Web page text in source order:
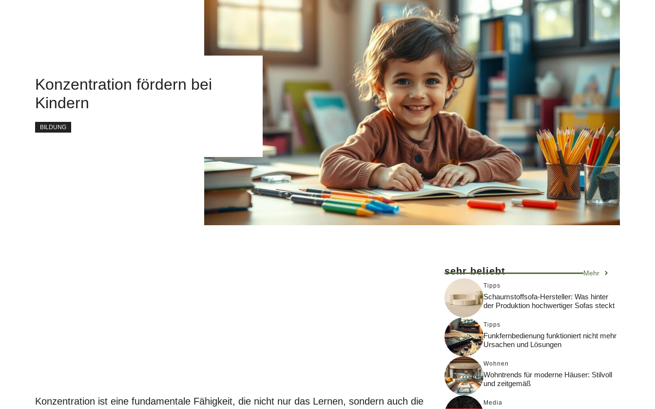
Konzentration fördern bei
Kindern
BILDUNG
Konzentration ist eine fundamentale Fähigkeit, die nicht nur das Lernen, sondern auch die
sehr beliebt Mehr
Tipps
Schaumstoffsofa-Hersteller: Was hinter
der Produktion hochwertiger Sofas steckt
Tipps
Funkfernbedienung funktioniert nicht mehr
Ursachen und Lösungen
Wohnen
Wohntrends für moderne Häuser: Stilvoll
und zeitgemäß
Media